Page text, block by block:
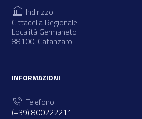
Indirizzo
Cittadella Regionale
Località Germaneto
88100, Catanzaro
INFORMAZIONI
Telefono
(+39) 800222211